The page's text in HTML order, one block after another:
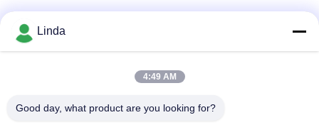
Linda
4:49 AM
Good day, what product are you looking for?